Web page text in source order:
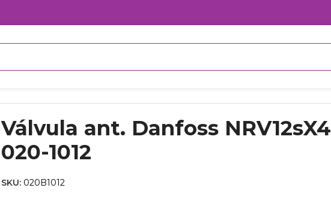
Válvula ant. Danfoss NRV12sX4
020-1012
SKU: 020B1012